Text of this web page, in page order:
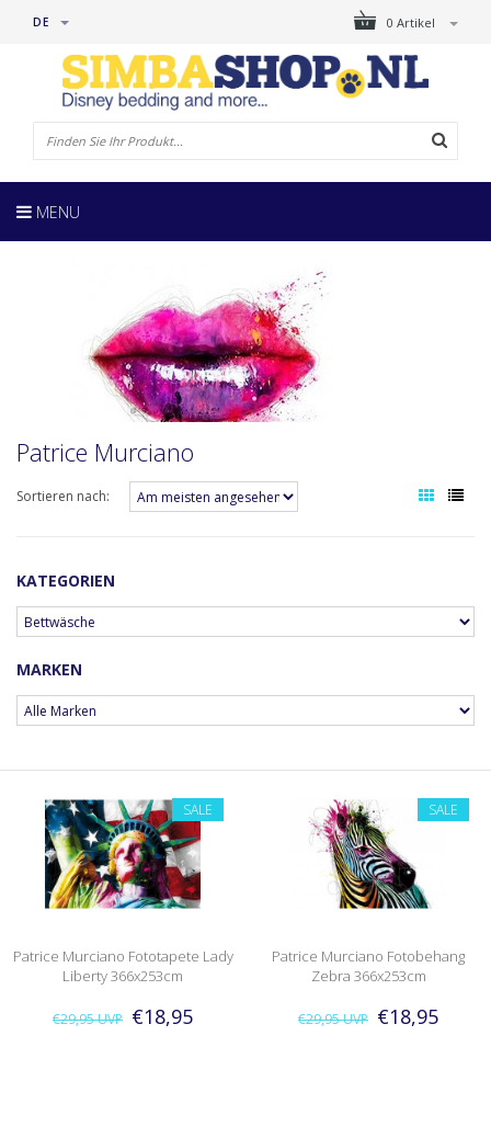
0 Artikel
DE
MENU
Patrice Murciano
Sortieren nach:
KATEGORIEN
MARKEN
SALE
Patrice Murciano Fototapete Lady
Liberty 366x253cm
€29,95UVP €18,95
SALE
Patrice Murciano Fotobehang
Zebra 366x253cm
€29,95UVP €18,95